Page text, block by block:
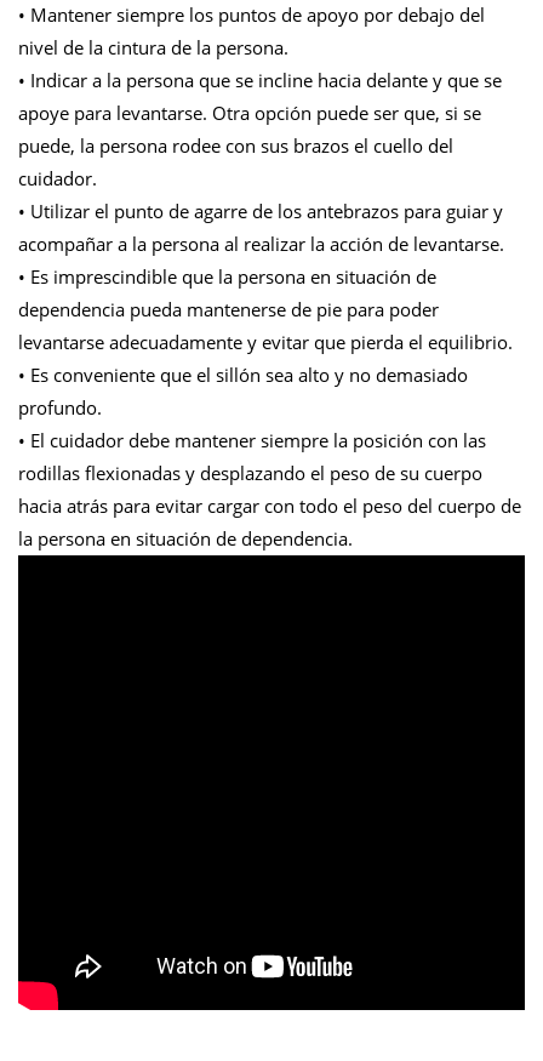
• Mantener siempre los puntos de apoyo por debajo del
nivel de la cintura de la persona.
• Indicar a la persona que se incline hacia delante y que se
apoye para levantarse. Otra opción puede ser que, si se
puede, la persona rodee con sus brazos el cuello del
cuidador.
• Utilizar el punto de agarre de los antebrazos para guiar y
acompañar a la persona al realizar la acción de levantarse.
• Es imprescindible que la persona en situación de
dependencia pueda mantenerse de pie para poder
levantarse adecuadamente y evitar que pierda el equilibrio.
• Es conveniente que el sillón sea alto y no demasiado
profundo.
• El cuidador debe mantener siempre la posición con las
rodillas flexionadas y desplazando el peso de su cuerpo
hacia atrás para evitar cargar con todo el peso del cuerpo de
la persona en situación de dependencia.